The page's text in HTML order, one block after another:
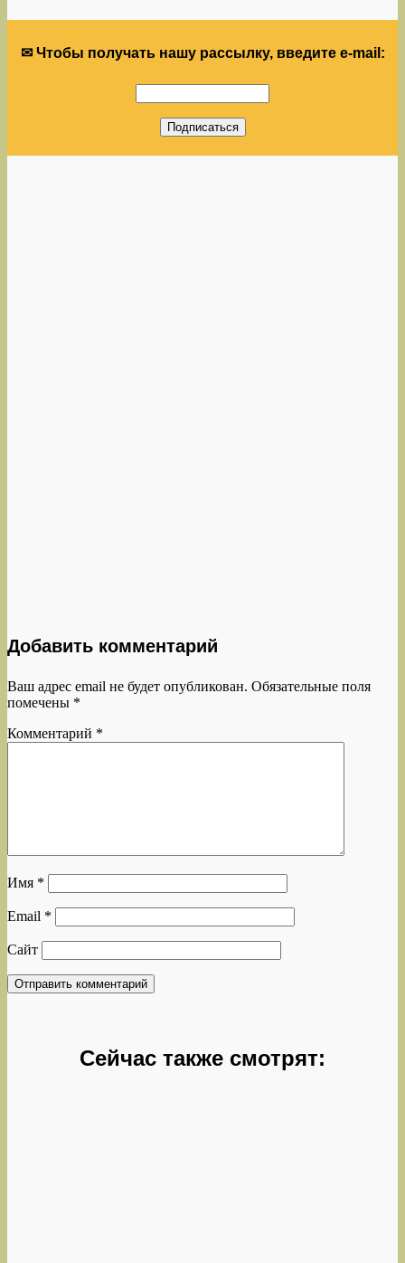
✉ Чтобы получать нашу рассылку, введите e-mail:
Добавить комментарий
Ваш адрес email не будет опубликован. Обязательные поля
помечены *
Комментарий *
Имя *
Email *
Сайт
Сейчас также смотрят: